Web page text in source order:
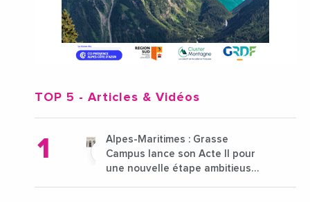
TOP 5 - Articles & Vidéos
Alpes-Maritimes : Grasse
Campus lance son Acte II pour
une nouvelle étape ambitieuse